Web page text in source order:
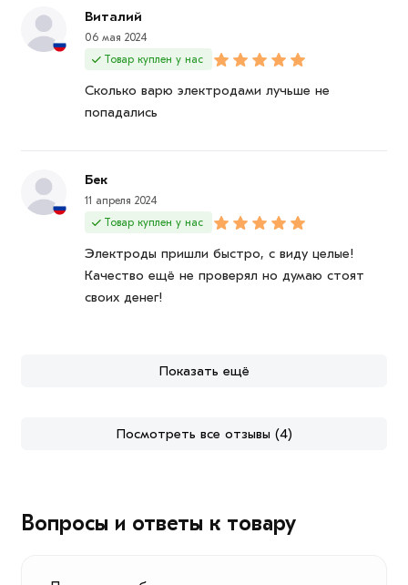
Виталий
06 мая 2024
Товар куплен у нас
Сколько варю электродами лучьше не
попадались
Бек
11 апреля 2024
Товар куплен у нас
Электроды пришли быстро, с виду целые!
Качество ещё не проверял но думаю стоят
своих денег!
Показать ещё
Посмотреть все отзывы (4)
Вопросы и ответы к товару